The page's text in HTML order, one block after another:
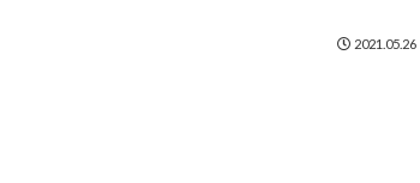
2021.05.26